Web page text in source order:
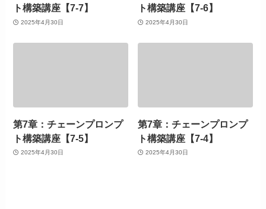
ト構築講座【7-7】
2025年4月30日
ト構築講座【7-6】
2025年4月30日
第7章：チェーンプロンプ
ト構築講座【7-5】
2025年4月30日
第7章：チェーンプロンプ
ト構築講座【7-4】
2025年4月30日